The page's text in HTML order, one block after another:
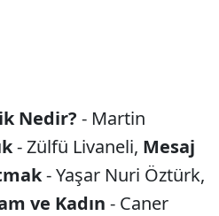
Nedir? - Martin
- Zülfü Livaneli, Mesaj
- Yaşar Nuri Öztürk,
ve Kadın - Caner